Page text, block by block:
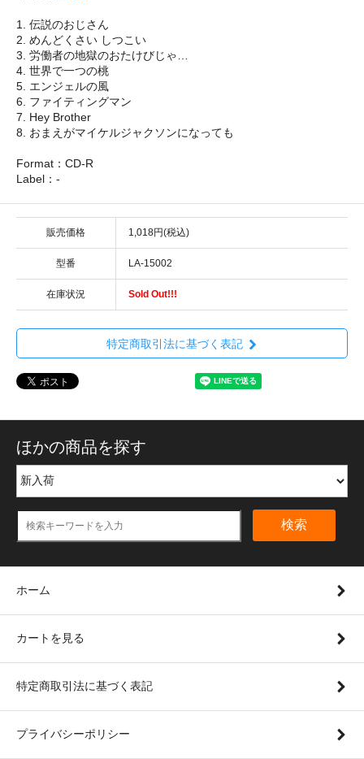
1. 伝説のおじさん
2. めんどくさい しつこい
3. 労働者の地獄のおたけびじゃ…
4. 世界で一つの桃
5. エンジェルの風
6. ファイティングマン
7. Hey Brother
8. おまえがマイケルジャクソンになっても
Format：CD-R
Label：-
販売価格 1,018円(税込)
型番 LA-15002
在庫状況 Sold Out!!!
特定商取引法に基づく表記
ほかの商品を探す
検索
ホーム
カートを見る
特定商取引法に基づく表記
プライバシーポリシー